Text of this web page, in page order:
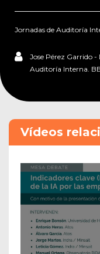
Jornadas de Auditoría
Jose Pérez Garrido
Auditoría Interna.
Vídeos